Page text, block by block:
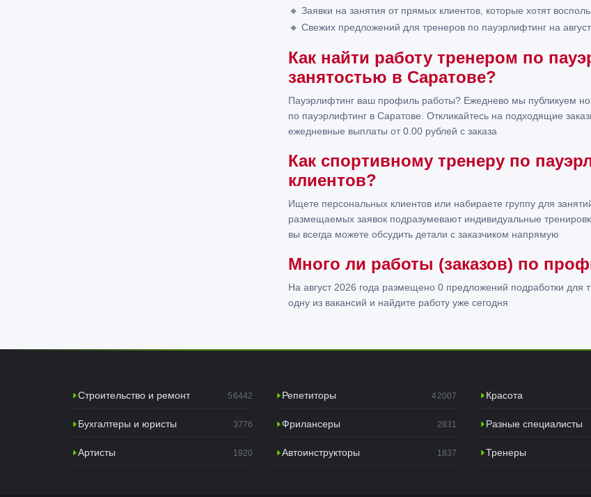
🔸 Заявки на занятия от прямых клиентов, которые хотят
🔸 Свежих предложений для тренеров по пауэрлифтинг на
Как найти работу тренером по
занятостью в Саратове?
Пауэрлифтинг ваш профиль работы? Ежеднево мы публикуем
по пауэрлифтинг в Саратове. Откликайтесь на подходящие
ежедневные выплаты от 0.00 рублей с заказа
Как спортивному тренеру по
клиентов?
Ищете персональных клиентов или набираете группу для
размещаемых заявок подразумевают индивидуальные
вы всегда можете обсудить детали с заказчиком напрямую
Много ли работы (заказов) по
На август 2026 года размещено 0 предложений подработки для
одну из вакансий и найдите работу уже сегодня
Строительство и ремонт 56442 Репетиторы 42007 Красота
Бухгалтеры и юристы 3776 Фрилансеры 2831 Разные специалисты
Артисты 1920 Автоинструкторы 1837 Тренеры